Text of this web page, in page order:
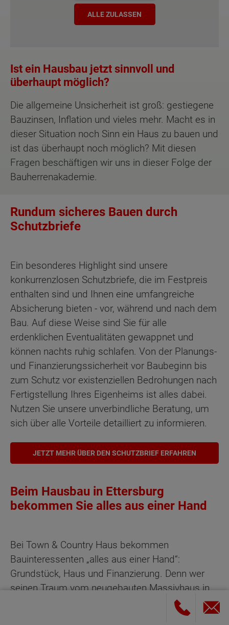
ALLE ZULASSEN
Ist ein Hausbau jetzt sinnvoll und
überhaupt möglich?
Die allgemeine Unsicherheit ist groß: gestiegene
Bauzinsen, Inflation und vieles mehr. Macht es in
dieser Situation noch Sinn ein Haus zu bauen und
ist das überhaupt noch möglich? Mit diesen
Fragen beschäftigen wir uns in dieser Folge der
Bauherrenakademie.
Rundum sicheres Bauen durch
Schutzbriefe
Ein besonderes Highlight sind unsere
konkurrenzlosen Schutzbriefe, die im Festpreis
enthalten sind und Ihnen eine umfangreiche
Absicherung bieten - vor, während und nach dem
Bau. Auf diese Weise sind Sie für alle
erdenklichen Eventualitäten gewappnet und
können nachts ruhig schlafen. Von der Planungs-
und Finanzierungssicherheit vor Baubeginn bis
zum Schutz vor existenziellen Bedrohungen nach
Fertigstellung Ihres Eigenheims ist alles dabei.
Nutzen Sie unsere unverbindliche Beratung, um
sich über alle Vorteile detailliert zu informieren.
JETZT MEHR ÜBER DEN SCHUTZBRIEF ERFAHREN
Beim Hausbau in Ettersburg
bekommen Sie alles aus einer Hand
Bei Town & Country Haus bekommen
Bauinteressenten „alles aus einer Hand“:
Grundstück, Haus und Finanzierung. Denn wer
seinen Traum vom neugebauten Massivhaus in
Ettersburg wahr werden lassen möchte, muss